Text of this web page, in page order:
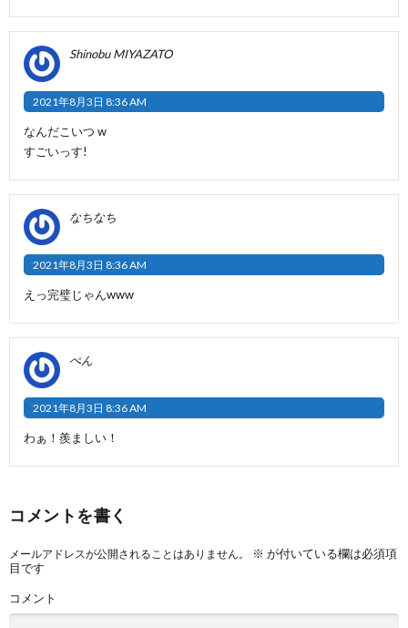
Shinobu MIYAZATO
2021年8月3日 8:36 AM
なんだこいつ w
すごいっす!
なちなち
2021年8月3日 8:36 AM
えっ完璧じゃんwww
ぺん
2021年8月3日 8:36 AM
わぁ！羨ましい！
コメントを書く
メールアドレスが公開されることはありません。 ※ が付いている欄は必須項
目です
コメント